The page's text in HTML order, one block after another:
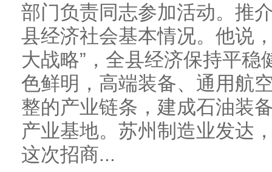
部门负责同志参加活动。推
县经济社会基本情况。他说
大战略”，全县经济保持平
色鲜明，高端装备、通用航
整的产业链条，建成石油装
产业基地。苏州制造业发达
这次招商...